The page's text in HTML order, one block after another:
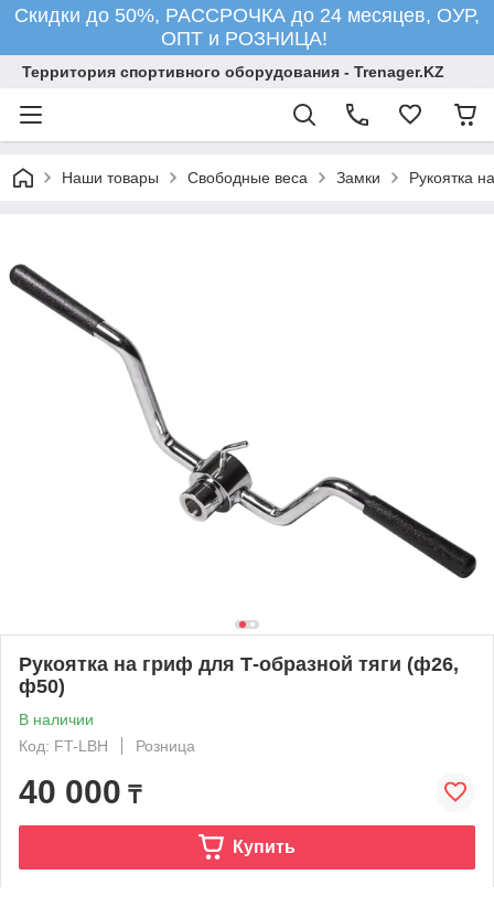
Скидки до 50%, РАССРОЧКА до 24 месяцев, ОУР,
ОПТ и РОЗНИЦА!
Территория спортивного оборудования - Trenager.KZ
Наши товары Свободные веса Замки Рукоятка
Рукоятка на гриф для Т-образной тяги (ф26,
ф50)
В наличии
Код: FT-LBH
Розница
40 000 ₸
Купить